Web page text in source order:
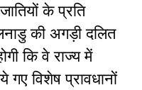
के प्रति
की अगड़ी दलित
कि वे राज्य में
विशेष प्रावधानों